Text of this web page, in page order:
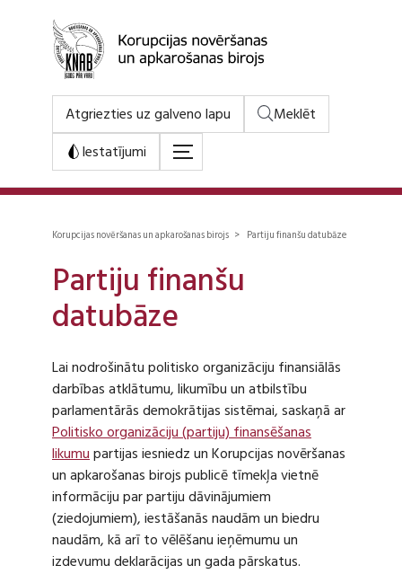
Atgriezties uz galveno lapu
Meklēt
Iestatījumi
Korupcijas novēršanas un apkarošanas birojs > Partiju finanšu datubāze
Partiju finanšu
datubāze
Lai nodrošinātu politisko organizāciju finansiālās
darbības atklātumu, likumību un atbilstību
parlamentārās demokrātijas sistēmai, saskaņā ar
Politisko organizāciju (partiju) finansēšanas
likumupartijas iesniedz un Korupcijas novēršanas
un apkarošanas birojs publicē tīmekļa vietnē
informāciju par partiju dāvinājumiem
(ziedojumiem), iestāšanās naudām un biedru
naudām, kā arī to vēlēšanu ieņēmumu un
izdevumu deklarācijas un gada pārskatus.